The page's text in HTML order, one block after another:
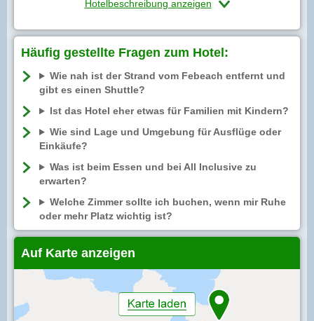
Hotelbeschreibung anzeigen
Häufig gestellte Fragen zum Hotel:
Wie nah ist der Strand vom Febeach entfernt und
gibt es einen Shuttle?
Ist das Hotel eher etwas für Familien mit Kindern?
Wie sind Lage und Umgebung für Ausflüge oder
Einkäufe?
Was ist beim Essen und bei All Inclusive zu
erwarten?
Welche Zimmer sollte ich buchen, wenn mir Ruhe
oder mehr Platz wichtig ist?
Auf Karte anzeigen